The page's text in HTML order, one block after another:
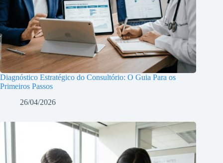
Diagnóstico Estratégico do Consultório: O Guia Para os
Primeiros Passos
26/04/2026